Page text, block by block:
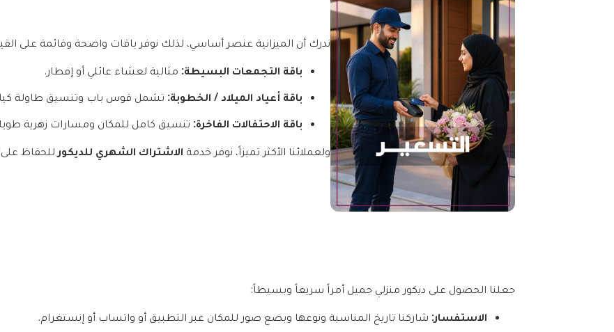
رمضان
ندرك أن الميزانية عنصر أساسي، لذلك نوفر باقات واضحة وقائمة على
باقة التجمعات البسيطة: مثالية لعشاء عائلي أو إفطار.
باقة أعياد الميلاد / الخطوبة: تشمل قوس باب وتنسيق طاولة كيك و2–3 قطع
باقة الاحتفالات الفاخرة: تنسيق كامل للمكان ومسارات زهرية
ولعملائنا الأكثر تميزاً، نوفر خدمة الاشتراك الشهري للديكور للحفاظ
جعلنا الحصول على ديكور منزلي جميل أمراً سريعاً وبسيطاً:
الاستفسار: شاركنا تاريخ المناسبة ونوعها وبضع صور للمكان عبر التطبيق أو واتساب أو إنستغرام.